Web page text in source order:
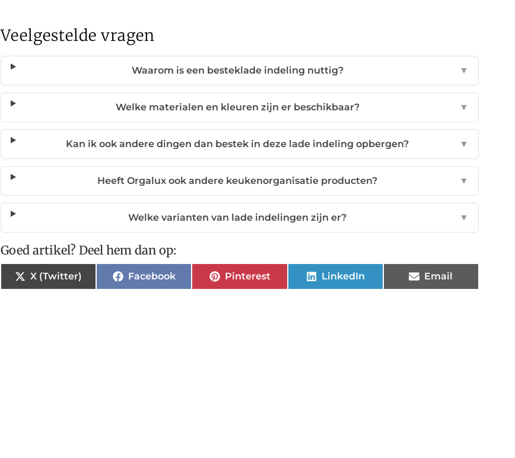
Veelgestelde vragen
Waarom is een besteklade indeling nuttig? ▼
Welke materialen en kleuren zijn er beschikbaar? ▼
Kan ik ook andere dingen dan bestek in deze lade indeling opbergen? ▼
Heeft Orgalux ook andere keukenorganisatie producten? ▼
Welke varianten van lade indelingen zijn er? ▼
Goed artikel? Deel hem dan op:
X (Twitter) Facebook Pinterest LinkedIn Email